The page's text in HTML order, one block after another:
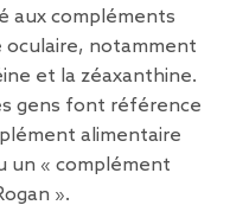
aux compléments
oculaire, notamment
et la zéaxanthine.
gens font référence
alimentaire
un « complément
».